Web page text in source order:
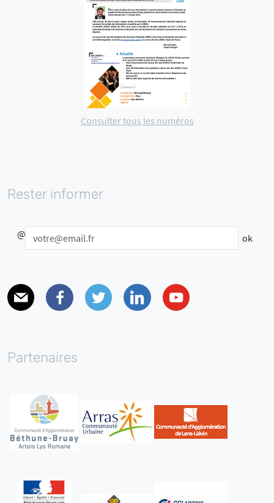
Consulter tous les numéros
Rester informer
@
Partenaires